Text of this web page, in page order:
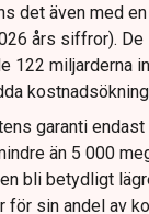
det även med
års siffror). De
122 miljarderna
garanti endast
än 5 000
bli betydligt
för sin andel av